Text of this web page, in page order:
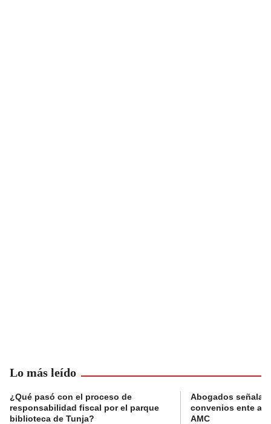
Lo más leído
¿Qué pasó con el proceso de
responsabilidad fiscal por el parque
biblioteca de Tunja?
Abogados
convenios ente
AMC